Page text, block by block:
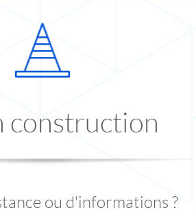
construction
ou d'informations ?